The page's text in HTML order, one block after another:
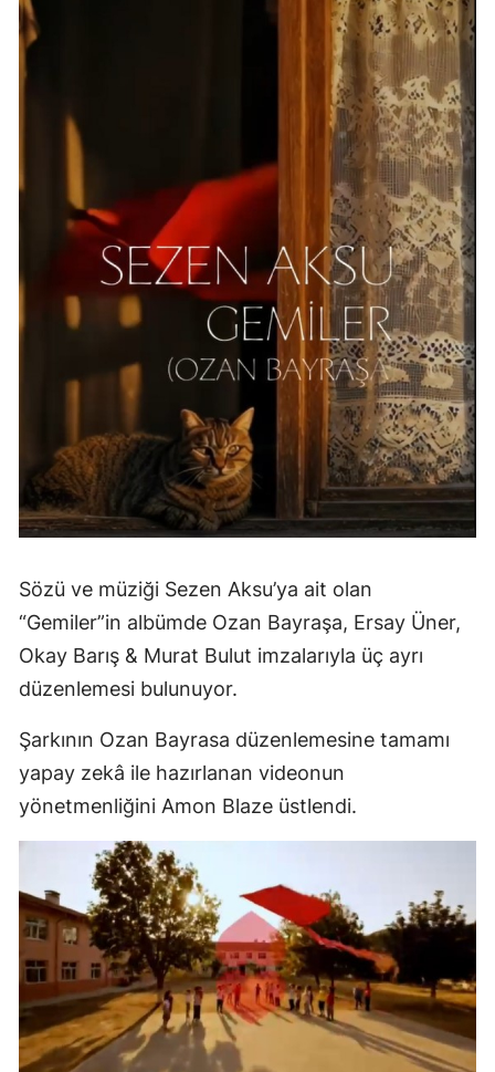
Sözü ve müziği Sezen Aksu’ya ait olan
“Gemiler”in albümde Ozan Bayraşa, Ersay Üner,
Okay Barış & Murat Bulut imzalarıyla üç ayrı
düzenlemesi bulunuyor.
Şarkının Ozan Bayrasa düzenlemesine tamamı
yapay zekâ ile hazırlanan videonun
yönetmenliğini Amon Blaze üstlendi.